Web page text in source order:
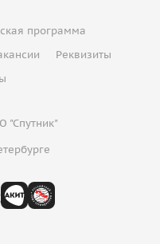
программа
Реквизиты
"Спутник"